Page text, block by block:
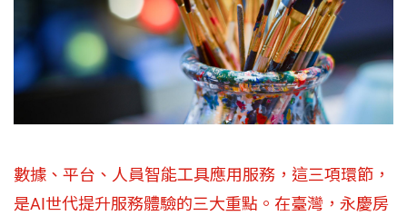
數據、平台、人員智能工具應用服務，這三項環節，
是AI世代提升服務體驗的三大重點。在臺灣，永慶房